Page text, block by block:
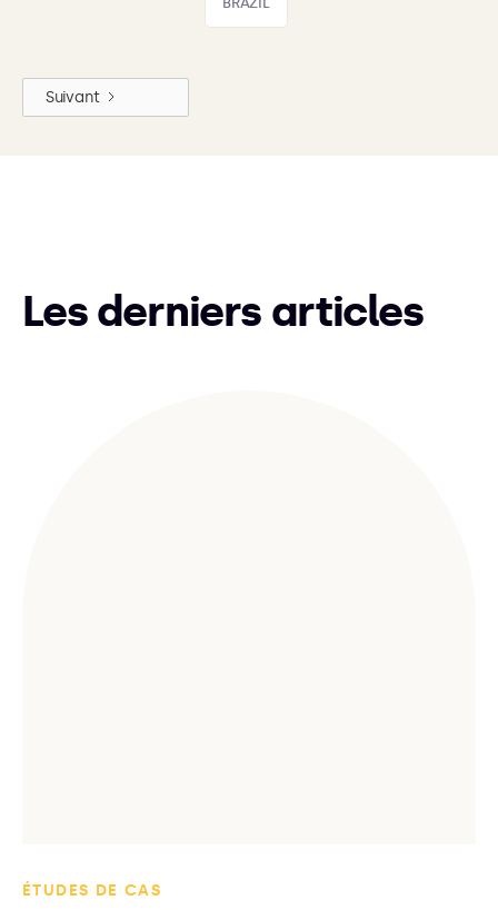
Suivant
Les derniers articles
ÉTUDES DE CAS